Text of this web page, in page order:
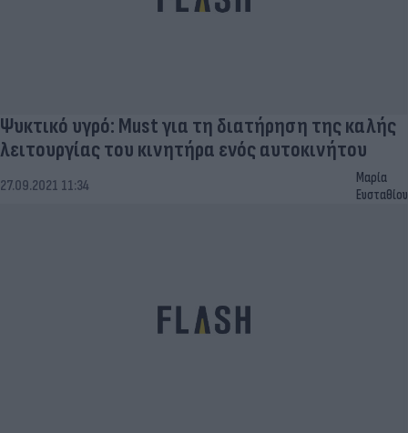
Ψυκτικό υγρό: Must για τη διατήρηση της καλής
λειτουργίας του κινητήρα ενός αυτοκινήτου
27.09.2021 11:34
Μαρία
Ευσταθίου